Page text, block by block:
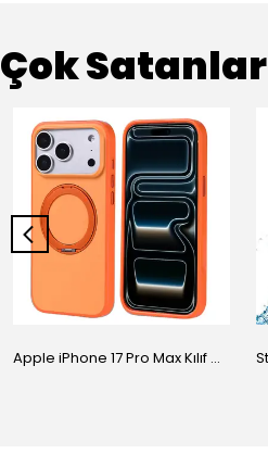
Çok Satanlar
Apple iPhone 17 Pro Max Kılıf M-Safe Şarj Özellikli Standlı Zore Proton Silikon Kapak